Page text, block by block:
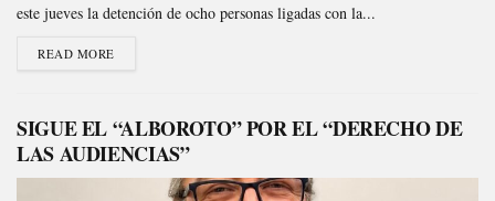
este jueves la detención de ocho personas ligadas con la...
READ MORE
SIGUE EL “ALBOROTO” POR EL “DERECHO DE
LAS AUDIENCIAS”